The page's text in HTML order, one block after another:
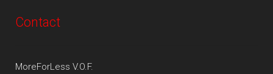
Contact
MoreForLess V.O.F.